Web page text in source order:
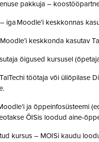
pakkuja –
– iga Moodle’i keskkonnas
keskkonda kasutav
õigused kursusel
töötaja või üliõpilase
ja õppeinfosüsteemi
ÕISis loodud aine-
kursus – MOISi kaudu